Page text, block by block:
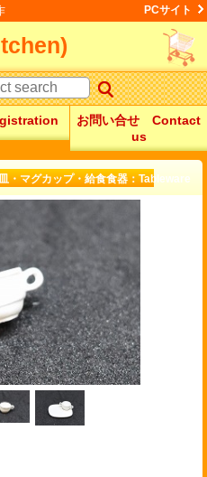
PCサイト
お問い合せ Contact
us
・マグカップ・給食食器：Tableware